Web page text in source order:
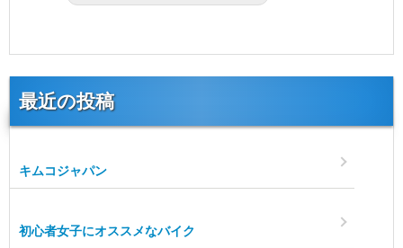
最近の投稿
キムコジャパン
初心者女子にオススメなバイク